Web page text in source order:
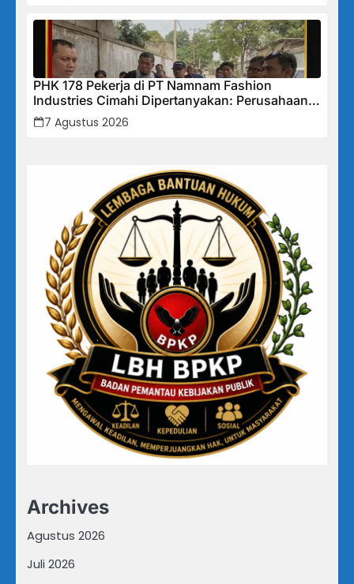
PHK 178 Pekerja di PT Namnam Fashion
Industries Cimahi Dipertanyakan: Perusahaan
Klaim Rugi, Laporan Keuangan Justru
Tunjukkan Penurunan Laba.
7 Agustus 2026
Archives
Agustus 2026
Juli 2026